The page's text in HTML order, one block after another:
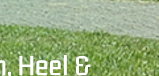
Heel &